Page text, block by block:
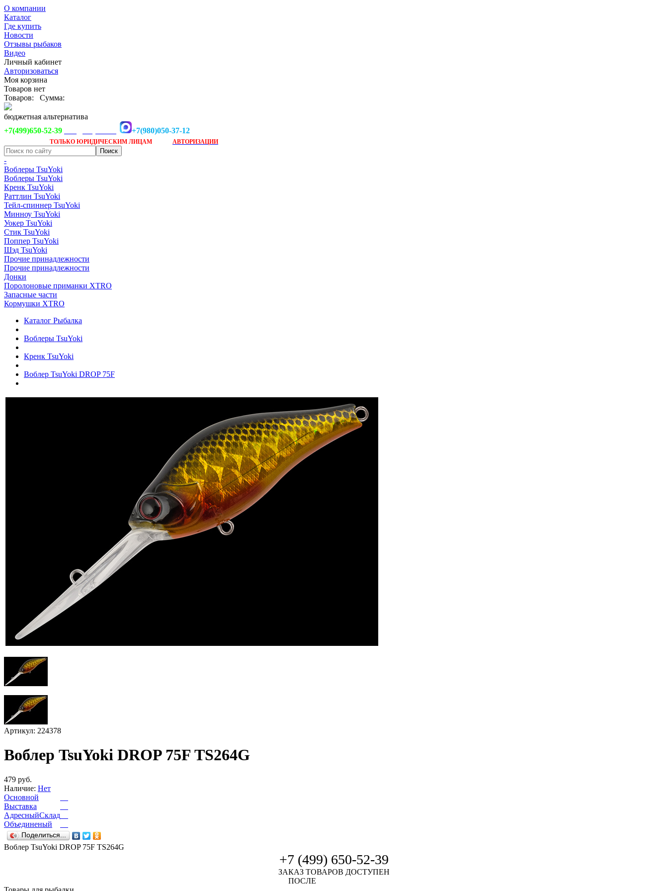
О компании
Каталог
Где купить
Новости
Отзывы рыбаков
Видео
Личный кабинет
Авторизоваться
Моя корзина
Товаров нет
Товаров:
Сумма:
бюджетная альтернатива
+7(499)650-52-39
+7(980)050-37-12
ТОЛЬКО ЮРИДИЧЕСКИМ ЛИЦАМ АВТОРИЗАЦИИ
-
Воблеры TsuYoki
Воблеры TsuYoki
Кренк TsuYoki
Раттлин TsuYoki
Тейл-спиннер TsuYoki
Минноу TsuYoki
Уокер TsuYoki
Стик TsuYoki
Поппер TsuYoki
Шэд TsuYoki
Прочие принадлежности
Прочие принадлежности
Донки
Поролоновые приманки XTRO
Запасные части
Кормушки XTRO
Каталог Рыбалка
Воблеры TsuYoki
Кренк TsuYoki
Воблер TsuYoki DROP 75F
Артикул: 224378
Воблер TsuYoki DROP 75F TS264G
479 руб.
Наличие: Нет
Основной
Выставка
АдресныйСклад
Объединеный
Поделиться...
Воблер TsuYoki DROP 75F TS264G
+7 (499) 650-52-39
ЗАКАЗ ТОВАРОВ ДОСТУПЕН
ПОСЛЕ